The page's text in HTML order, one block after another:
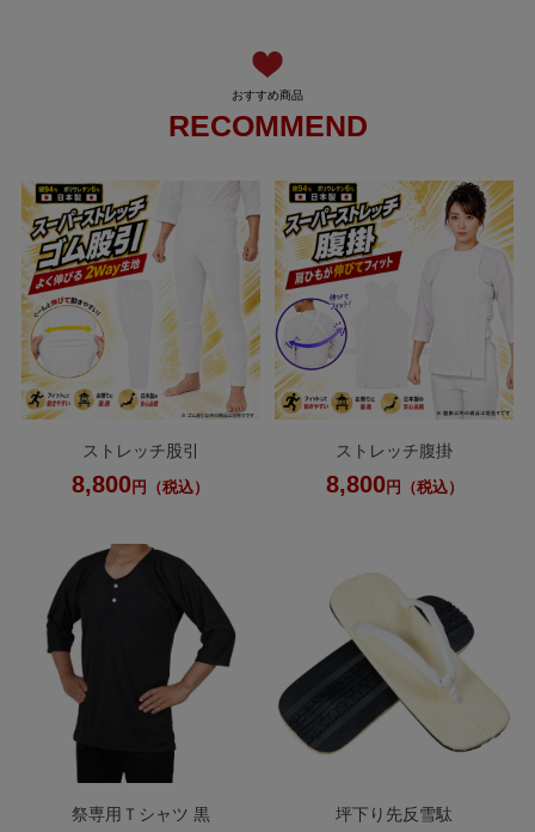
RECOMMEND
ストレッチ股引
8,800 円（税込）
ストレッチ腹掛
8,800円（税込）
祭専用Ｔシャツ 黒 坪下り先反雪駄